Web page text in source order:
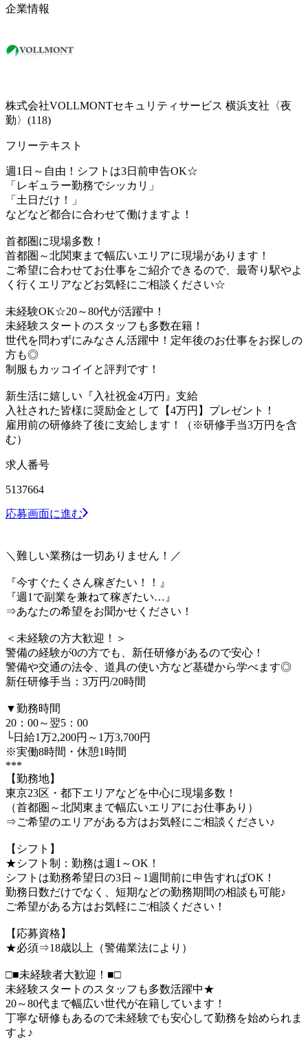
企業情報
株式会社VOLLMONTセキュリティサービス 横浜支社〈夜
勤〉(118)
フリーテキスト
週1日～自由！シフトは3日前申告OK☆
「レギュラー勤務でシッカリ」
「土日だけ！」
などなど都合に合わせて働けますよ！
首都圏に現場多数！
首都圏～北関東まで幅広いエリアに現場があります！
ご希望に合わせてお仕事をご紹介できるので、最寄り駅やよ
く行くエリアなどお気軽にご相談ください☆
未経験OK☆20～80代が活躍中！
未経験スタートのスタッフも多数在籍！
世代を問わずにみなさん活躍中！定年後のお仕事をお探しの
方も◎
制服もカッコイイと評判です！
新生活に嬉しい『入社祝金4万円』支給
入社された皆様に奨励金として【4万円】プレゼント！
雇用前の研修終了後に支給します！（※研修手当3万円を含
む）
求人番号
5137664
応募画面に進む
＼難しい業務は一切ありません！／
『今すぐたくさん稼ぎたい！！』
『週1で副業を兼ねて稼ぎたい…』
⇒あなたの希望をお聞かせください！
＜未経験の方大歓迎！＞
警備の経験が0の方でも、新任研修があるので安心！
警備や交通の法令、道具の使い方など基礎から学べます◎
新任研修手当：3万円/20時間
▼勤務時間
20：00～翌5：00
└日給1万2,200円～1万3,700円
※実働8時間・休憩1時間
***
【勤務地】
東京23区・都下エリアなどを中心に現場多数！
（首都圏～北関東まで幅広いエリアにお仕事あり）
⇒ご希望のエリアがある方はお気軽にご相談ください♪
【シフト】
★シフト制：勤務は週1～OK！
シフトは勤務希望日の3日～1週間前に申告すればOK！
勤務日数だけでなく、短期などの勤務期間の相談も可能♪
ご希望がある方はお気軽にご相談ください！
【応募資格】
★必須⇒18歳以上（警備業法により）
□■未経験者大歓迎！■□
未経験スタートのスタッフも多数活躍中★
20～80代まで幅広い世代が在籍しています！
丁寧な研修もあるので未経験でも安心して勤務を始められま
すよ♪